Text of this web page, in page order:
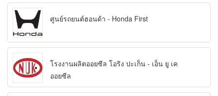
ศูนย์รถยนต์ฮอนด้า - Honda First
โรงงานผลิตออยซีล โอริง ปะเก็น - เอ็น ยู เค
ออยซีล